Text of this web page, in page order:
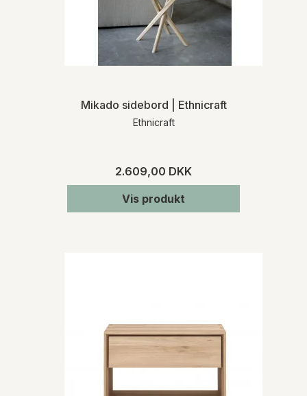
Mikado sidebord | Ethnicraft
Ethnicraft
2.609,00 DKK
Vis produkt